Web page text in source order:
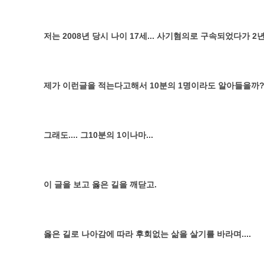
저는 2008년 당시 나이 17세... 사기혐의로 구속되었다가 2
제가 이런글을 적는다고해서 10분의 1명이라도 알아들을까
그래도.... 그10분의 1이나마...
이 글을 보고 옳은 길을 깨닫고.
옳은 길로 나아감에 따라 후회없는 삶을 살기를 바라며....